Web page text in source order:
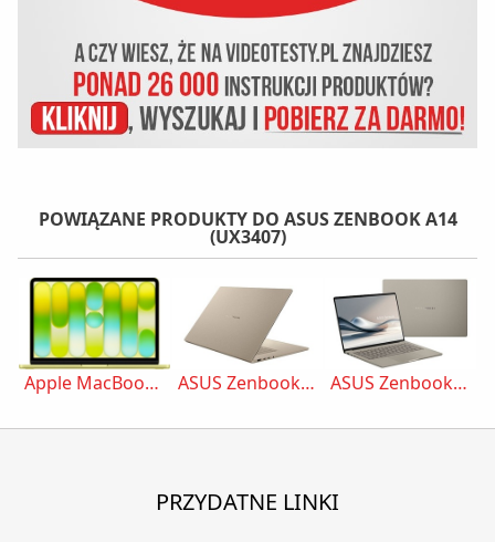
POWIĄZANE PRODUKTY DO ASUS ZENBOOK A14
(UX3407)
Apple MacBook Neo (2026) – Cytrusowożółty (Yellow) ASUS Zenbook A16 (UX3607) ASUS Zenbook A14 (UX3407)
PRZYDATNE LINKI